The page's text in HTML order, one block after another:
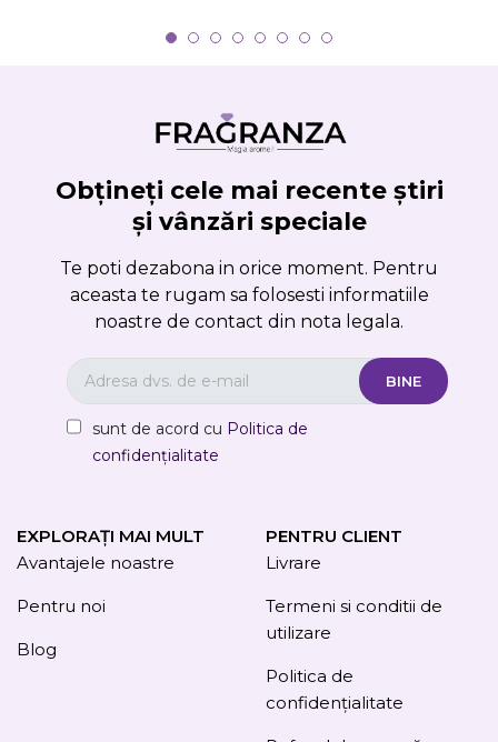
Obțineți cele mai recente știri
și vânzări speciale
Te poti dezabona in orice moment. Pentru
aceasta te rugam sa folosesti informatiile
noastre de contact din nota legala.
sunt de acord cu Politica de
confidențialitate
EXPLORAȚI MAI MULT
Avantajele noastre
Pentru noi
Blog
PENTRU CLIENT
Livrare
Termeni si conditii de
utilizare
Politica de
confidențialitate